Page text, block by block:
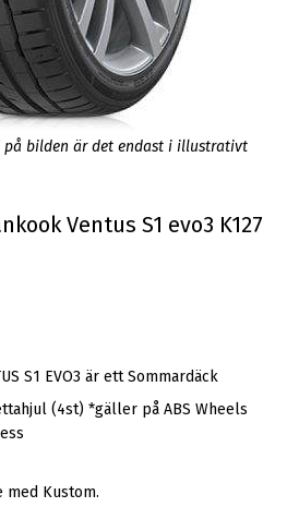
på bilden är det endast i illustrativt
Ventus S1 evo3 K127
S1 EVO3 är ett Sommardäck
(4st) *gäller på ABS Wheels
med Kustom.